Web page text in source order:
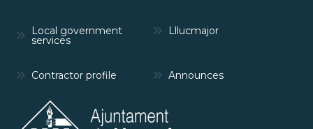
Local government
services
Lllucmajor
Contractor profile Announces